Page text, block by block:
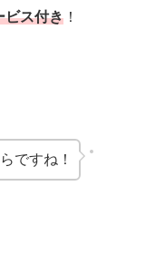
ビス付き ！
ですね！